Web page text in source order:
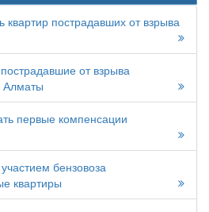
квартир пострадавших от взрыва
от взрыва
Алматы
первые компенсации
бензовоза
квартиры